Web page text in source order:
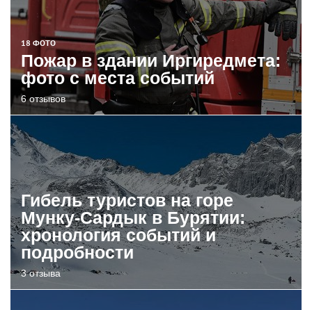
18 ФОТО
Пожар в здании Иргиредмета:
фото с места событий
6 отзывов
Гибель туристов на горе
Мунку-Сардык в Бурятии:
хронология событий и
подробности
3 отзыва